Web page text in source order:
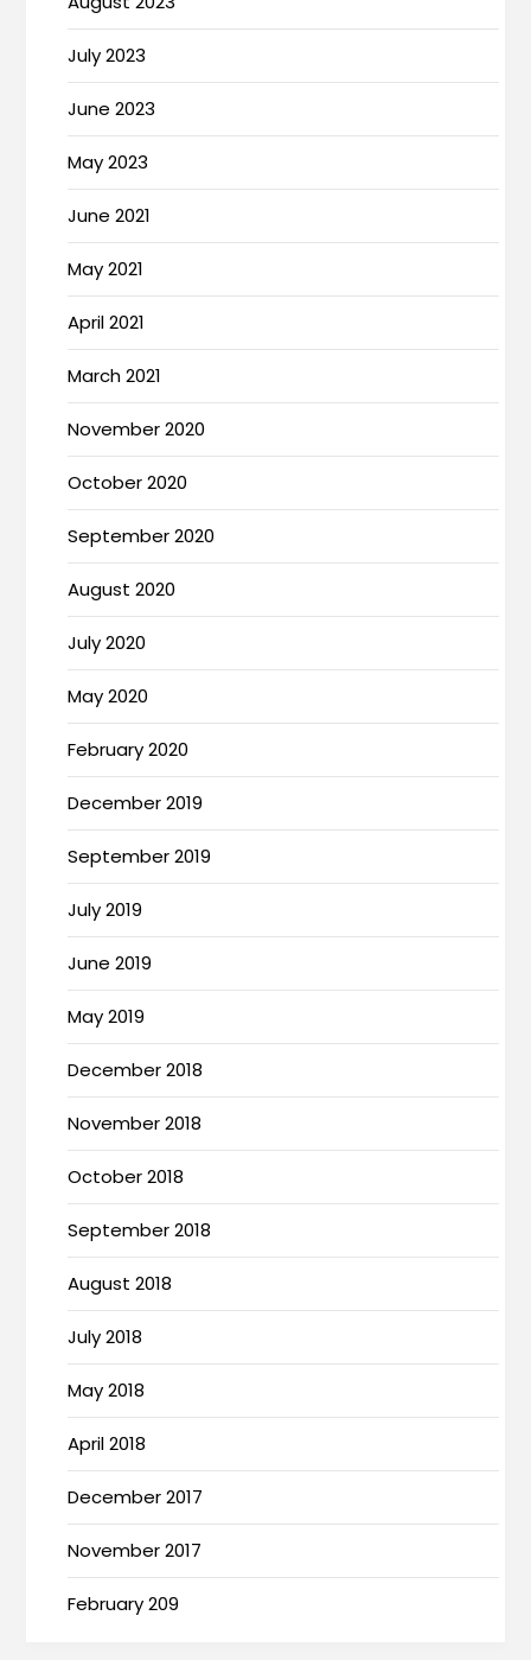
July 2023
June 2023
May 2023
June 2021
May 2021
April 2021
March 2021
November 2020
October 2020
September 2020
August 2020
July 2020
May 2020
February 2020
December 2019
September 2019
July 2019
June 2019
May 2019
December 2018
November 2018
October 2018
September 2018
August 2018
July 2018
May 2018
April 2018
December 2017
November 2017
February 209